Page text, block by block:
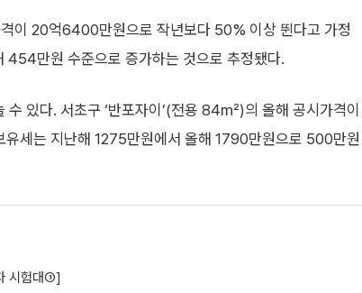
이 20억6400만원으로 작년보다 50% 이상 뛴다고 가정
454만원 수준으로 증가하는 것으로 추정됐다.
있다. 서초구 ‘반포자이’(전용 84㎡)의 올해 공시가격이
세는 지난해 1275만원에서 올해 1790만원으로 500만원
시험대①]